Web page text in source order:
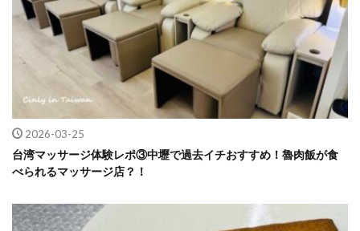
2026-03-25
台湾マッサージ体験レポ③中壢で過去イチおすすめ！魯肉飯が食
べられるマッサージ店？！